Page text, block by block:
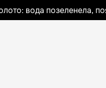
вода позеленела,